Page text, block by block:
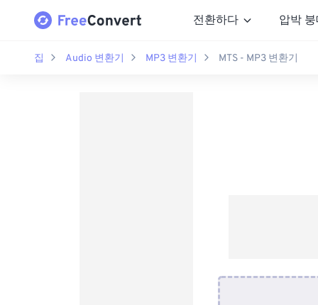
전환하다 압박
집 Audio 변환기 MP3 변환기 MTS - MP3 변환기